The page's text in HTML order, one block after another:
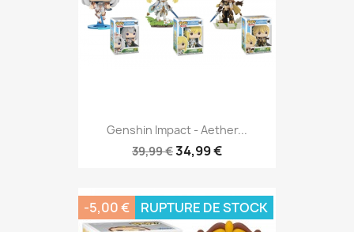
Genshin Impact - Aether...
39,99 €34,99 €
-5,00 € RUPTURE DE STOCK